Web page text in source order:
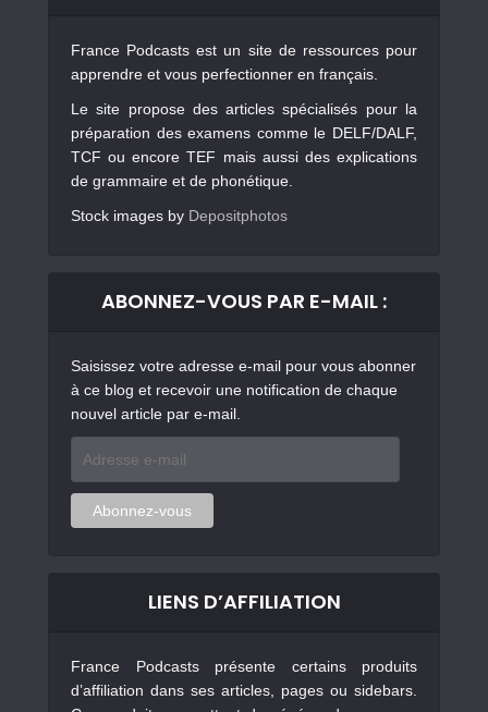
France Podcasts est un site de ressources pour
apprendre et vous perfectionner en français.
Le site propose des articles spécialisés pour la
préparation des examens comme le DELF/DALF,
TCF ou encore TEF mais aussi des explications
de grammaire et de phonétique.
Stock images by Depositphotos
ABONNEZ-VOUS PAR E-MAIL :
Saisissez votre adresse e-mail pour vous abonner
à ce blog et recevoir une notification de chaque
nouvel article par e-mail.
mail
Abonnez-vous
LIENS D’AFFILIATION
France Podcasts présente certains produits
d’affiliation dans ses articles, pages ou sidebars.